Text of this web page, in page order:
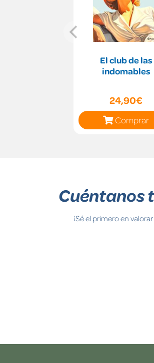
El club de las
indomables
24,90€
Comprar
Cuéntanos
¡Sé el primero en